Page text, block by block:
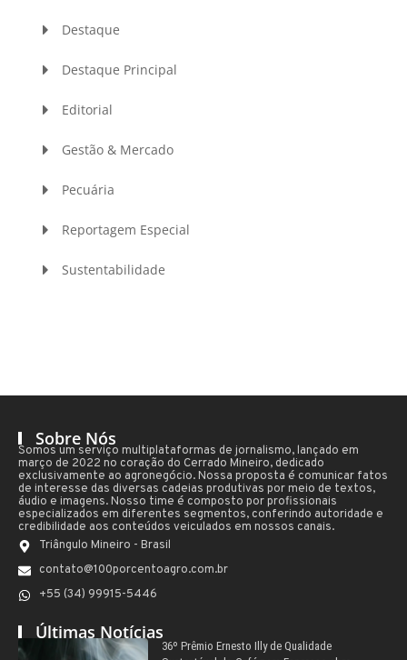
Destaque
Destaque Principal
Editorial
Gestão & Mercado
Pecuária
Reportagem Especial
Sustentabilidade
Sobre Nós
Somos um serviço multiplataformas de jornalismo, lançado em
março de 2022 no coração do Cerrado Mineiro, dedicado
exclusivamente ao agronegócio. Nossa proposta é comunicar fatos
de interesse das diversas cadeias produtivas por meio de textos,
áudio e imagens. Nosso time é composto por profissionais
especializados em diferentes segmentos, conferindo autoridade e
credibilidade aos conteúdos veiculados em nossos canais.
Triângulo Mineiro - Brasil
contato@100porcentoagro.com.br
+55 (34) 99915-5446
Últimas Notícias
36º Prêmio Ernesto Illy de Qualidade